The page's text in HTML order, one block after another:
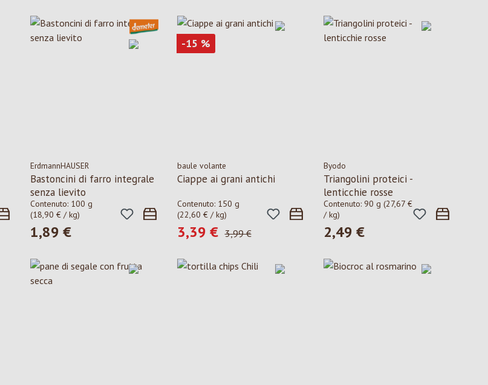
ErdmannHAUSER
Bastoncini di farro integrale
senza lievito
Contenuto: 100 g
(18,90 € / kg)
Prezzo normale:
1,89 €
-15 Sconto
%
baule volante
Ciappe ai grani antichi
Contenuto: 150 g
(22,60 € / kg)
Prezzo di vendita:
3,39 € Prezzo normale:
3,99 €
Byodo
Triangolini proteici -
lenticchie rosse
Contenuto: 90 g (27,67 €
/ kg)
Prezzo normale:
2,49 €